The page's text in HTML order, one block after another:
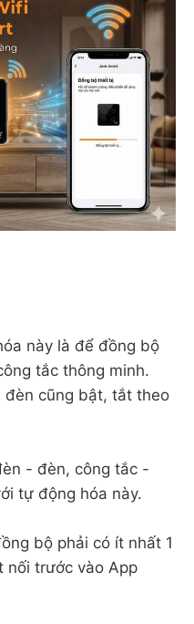
này là để đồng bộ
tắc thông minh.
cũng bật, tắt theo
- đèn, công tắc -
tự động hóa này.
bộ phải có ít nhất 1
trước vào App